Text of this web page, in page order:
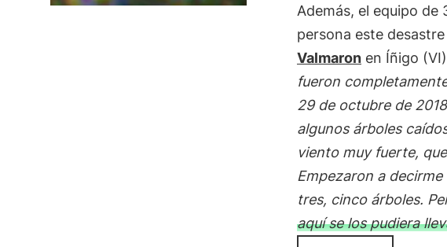
Además, el equipo de
persona este
Valmaronen Íñigo
fueron
29 de octubre de
algunos árboles
viento muy fuerte,
Empezaron a
tres, cinco árboles.
aquí se los pudiera